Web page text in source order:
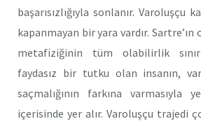
başarısızlığıyla sonlanır. Varoluşçu
kapanmayan bir yara vardır. Sartre’ın
metafiziğinin tüm olabilirlik
faydasız bir tutku olan insanın,
saçmalığının farkına
içerisinde yer alır. Varoluşçu trajedi